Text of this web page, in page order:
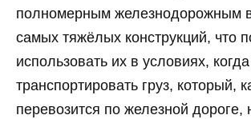
полномерным железнодорожным
самых тяжёлых конструкций, что
использовать их в условиях,
транспортировать груз, который,
перевозится по железной дороге,